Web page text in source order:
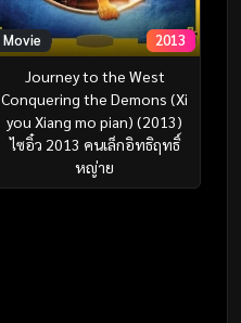
Movie 2013
Journey to the West
Conquering the Demons (Xi
you Xiang mo pian) (2013)
ไซอิ๋ว 2013 คนเล็กอิทธิฤทธิ์
หญ่าย